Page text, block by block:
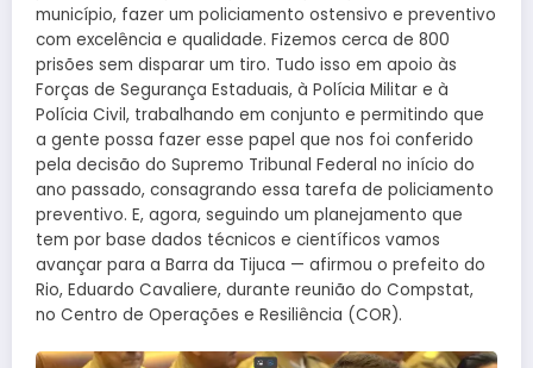
município, fazer um policiamento ostensivo e preventivo
com excelência e qualidade. Fizemos cerca de 800
prisões sem disparar um tiro. Tudo isso em apoio às
Forças de Segurança Estaduais, à Polícia Militar e à
Polícia Civil, trabalhando em conjunto e permitindo que
a gente possa fazer esse papel que nos foi conferido
pela decisão do Supremo Tribunal Federal no início do
ano passado, consagrando essa tarefa de policiamento
preventivo. E, agora, seguindo um planejamento que
tem por base dados técnicos e científicos vamos
avançar para a Barra da Tijuca — afirmou o prefeito do
Rio, Eduardo Cavaliere, durante reunião do Compstat,
no Centro de Operações e Resiliência (COR).